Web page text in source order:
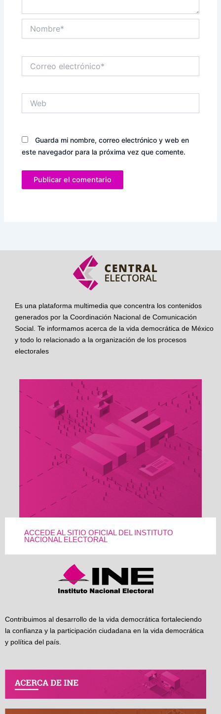
electrónico*
Guarda mi nombre, correo electrónico y web en
este navegador para la próxima vez que comente.
Es una plataforma multimedia que concentra los contenidos
generados por la Coordinación Nacional de Comunicación
Social. Te informamos acerca de la vida democrática de México
y todo lo relacionado a la organización de los procesos
electorales
ACCEDE AL SITIO OFICIAL DEL INSTITUTO
NACIONAL ELECTORAL
Contribuimos al desarrollo de la vida democrática fortaleciendo
la confianza y la participación ciudadana en la vida democrática
y política del país.